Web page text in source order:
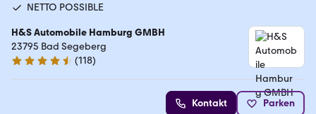
NETTO POSSIBLE
H&S Automobile Hamburg GMBH
23795 Bad Segeberg
4.6 Sterne
(118)
Kontakt Parken